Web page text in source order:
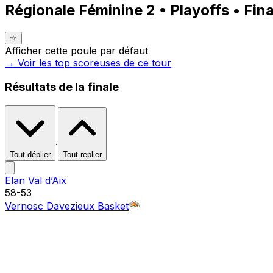
Régionale Féminine 2 • Playoffs •
☆
Afficher cette poule par défaut
→ Voir les top scoreuses de ce tour
Résultats de la finale
Tout déplier
·
Tout replier
Elan Val d’Aix
58-53
Vernosc Davezieux Basket